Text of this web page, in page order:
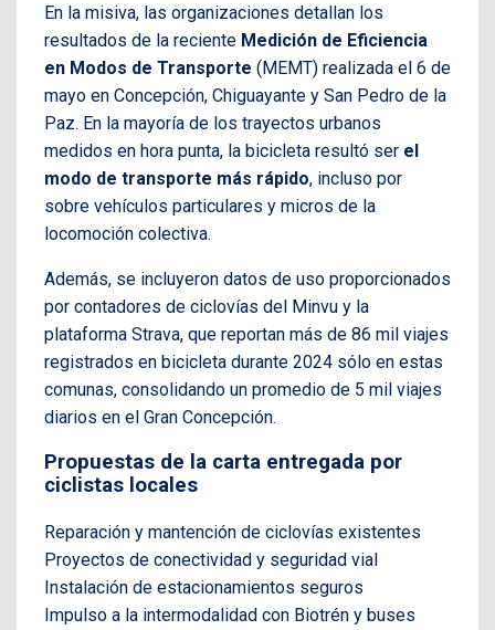
En la misiva, las organizaciones detallan los
resultados de la reciente Medición de Eficiencia
en Modos de Transporte (MEMT) realizada el 6 de
mayo en Concepción, Chiguayante y San Pedro de la
Paz. En la mayoría de los trayectos urbanos
medidos en hora punta, la bicicleta resultó ser el
modo de transporte más rápido, incluso por
sobre vehículos particulares y micros de la
locomoción colectiva.
Además, se incluyeron datos de uso proporcionados
por contadores de ciclovías del Minvu y la
plataforma Strava, que reportan más de 86 mil viajes
registrados en bicicleta durante 2024 sólo en estas
comunas, consolidando un promedio de 5 mil viajes
diarios en el Gran Concepción.
Propuestas de la carta entregada por
ciclistas locales
Reparación y mantención de ciclovías existentes
Proyectos de conectividad y seguridad vial
Instalación de estacionamientos seguros
Impulso a la intermodalidad con Biotrén y buses